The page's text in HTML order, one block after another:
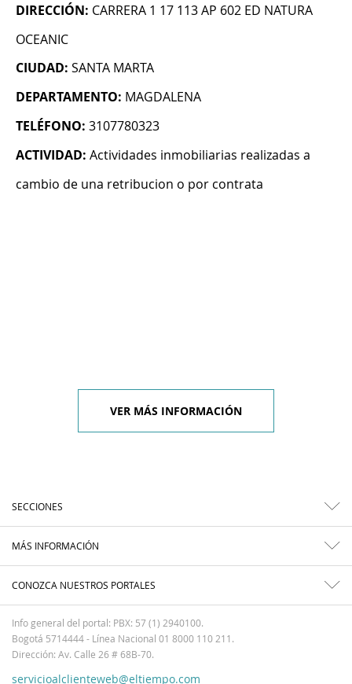
DIRECCIÓN: CARRERA 1 17 113 AP 602 ED NATURA
OCEANIC
CIUDAD: SANTA MARTA
DEPARTAMENTO: MAGDALENA
TELÉFONO: 3107780323
ACTIVIDAD: Actividades inmobiliarias realizadas a
cambio de una retribucion o por contrata
VER MÁS INFORMACIÓN
SECCIONES
MÁS INFORMACIÓN
CONOZCA NUESTROS PORTALES
Info general del portal: PBX: 57 (1) 2940100.
Bogotá 5714444 - Línea Nacional 01 8000 110 211.
Dirección: Av. Calle 26 # 68B-70.
servicioalclienteweb@eltiempo.com